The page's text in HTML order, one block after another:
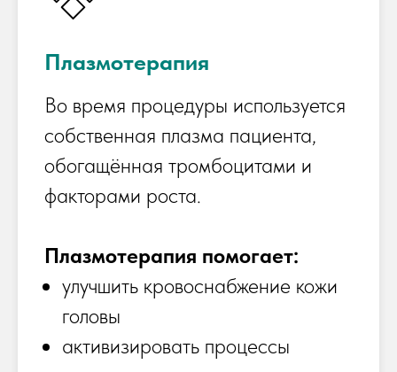
Плазмотерапия
Во время процедуры используется
собственная плазма пациента,
обогащённая тромбоцитами и
факторами роста.
Плазмотерапия помогает:
улучшить кровоснабжение кожи
головы
активизировать процессы